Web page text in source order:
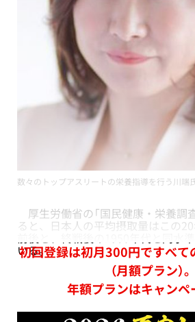
数々のトップアスリートの栄養指導を行う川端
厚生労働省の「国民健康・栄養調査
ると、日本人の平均摂取量はこの
いる。
初回登録は初月300円ですべて
（月額プラン）。
年額プランはキャンペ